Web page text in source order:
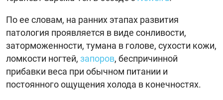
По ее словам, на ранних этапах развития
патология проявляется в виде сонливости,
заторможенности, тумана в голове, сухости кожи,
ломкости ногтей, запоров, беспричинной
прибавки веса при обычном питании и
постоянного ощущения холода в конечностях.